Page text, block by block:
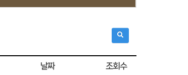
날짜 조회수